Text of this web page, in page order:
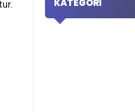
KATEGORI